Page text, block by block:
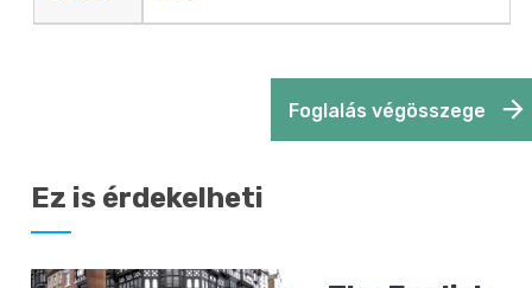
Foglalás végösszege
Ez is érdekelheti